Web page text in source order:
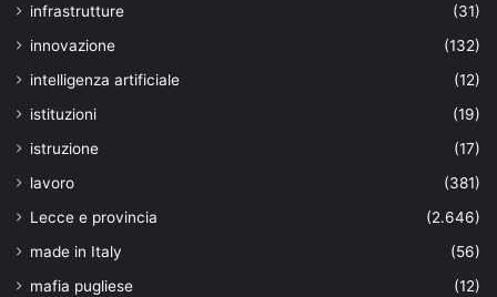
infrastrutture
(31)
innovazione
(132)
intelligenza artificiale
(12)
istituzioni
(19)
istruzione
(17)
lavoro
(381)
Lecce e provincia
(2.646)
made in Italy
(56)
mafia pugliese
(12)